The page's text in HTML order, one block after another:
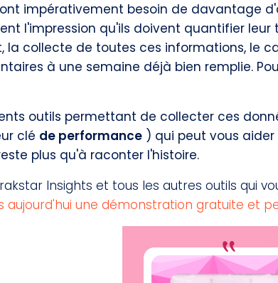
impérativement besoin de davantage
l'impression qu'ils doivent quantifier
la collecte de toutes ces informations, le
à une semaine déjà bien remplie.
outils permettant de collecter ces
clé de performance ) qui peut vous
plus qu'à raconter l'histoire.
Insights et tous les autres outils qui
une démonstration gratuite et